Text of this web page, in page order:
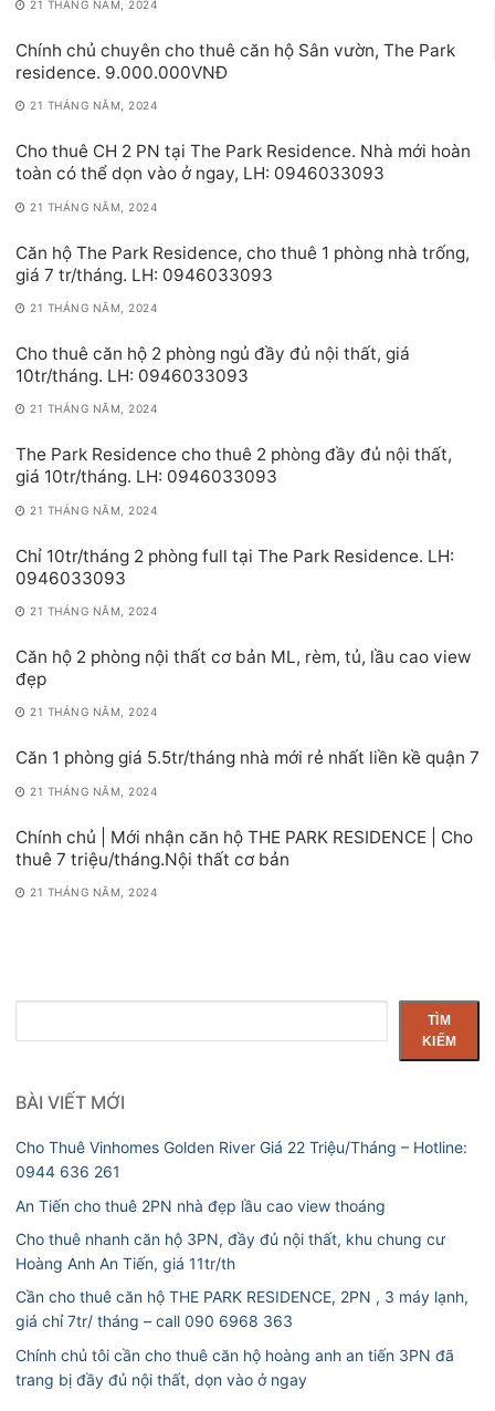
21 THÁNG NĂM, 2024
Chính chủ chuyên cho thuê căn hộ Sân vườn, The Park
residence. 9.000.000VNĐ
21 THÁNG NĂM, 2024
Cho thuê CH 2 PN tại The Park Residence. Nhà mới hoàn
toàn có thể dọn vào ở ngay, LH: 0946033093
21 THÁNG NĂM, 2024
Căn hộ The Park Residence, cho thuê 1 phòng nhà trống,
giá 7 tr/tháng. LH: 0946033093
21 THÁNG NĂM, 2024
Cho thuê căn hộ 2 phòng ngủ đầy đủ nội thất, giá
10tr/tháng. LH: 0946033093
21 THÁNG NĂM, 2024
The Park Residence cho thuê 2 phòng đầy đủ nội thất,
giá 10tr/tháng. LH: 0946033093
21 THÁNG NĂM, 2024
Chỉ 10tr/tháng 2 phòng full tại The Park Residence. LH:
0946033093
21 THÁNG NĂM, 2024
Căn hộ 2 phòng nội thất cơ bản ML, rèm, tủ, lầu cao view
đẹp
21 THÁNG NĂM, 2024
Căn 1 phòng giá 5.5tr/tháng nhà mới rẻ nhất liền kề quận 7
21 THÁNG NĂM, 2024
Chính chủ | Mới nhận căn hộ THE PARK RESIDENCE | Cho
thuê 7 triệu/tháng.Nội thất cơ bản
21 THÁNG NĂM, 2024
kiếm
TÌM
KIẾM
BÀI VIẾT MỚI
Cho Thuê Vinhomes Golden River Giá 22 Triệu/Tháng – Hotline:
0944 636 261
An Tiến cho thuê 2PN nhà đẹp lầu cao view thoáng
Cho thuê nhanh căn hộ 3PN, đầy đủ nội thất, khu chung cư
Hoàng Anh An Tiến, giá 11tr/th
Cần cho thuê căn hộ THE PARK RESIDENCE, 2PN , 3 máy lạnh,
giá chỉ 7tr/ tháng – call 090 6968 363
Chính chủ tôi cần cho thuê căn hộ hoàng anh an tiến 3PN đã
trang bị đầy đủ nội thất, dọn vào ở ngay